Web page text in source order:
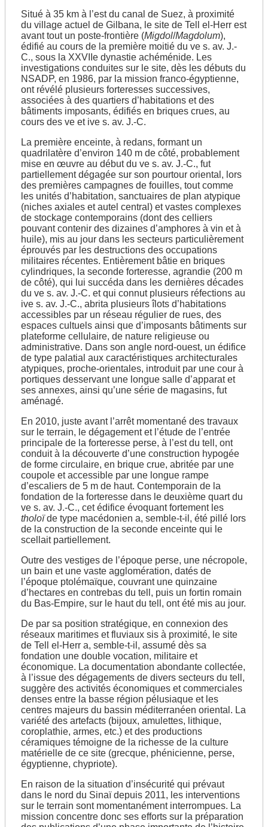
Kôm Ombo
Situé à 35 km à l’est du canal de Suez, à proximité
du village actuel de Gilbana, le site de Tell el-Herr est
avant tout un poste-frontière (Migdol/Magdolum),
édifié au cours de la première moitié du ve s. av. J.-
C., sous la XXVIIe dynastie achéménide. Les
investigations conduites sur le site, dès les débuts du
NSADP, en 1986, par la mission franco-égyptienne,
ont révélé plusieurs forteresses successives,
associées à des quartiers d’habitations et des
bâtiments imposants, édifiés en briques crues, au
cours des ve et ive s. av. J.-C.
La première enceinte, à redans, formant un
quadrilatère d’environ 140 m de côté, probablement
mise en œuvre au début du ve s. av. J.-C., fut
partiellement dégagée sur son pourtour oriental, lors
des premières campagnes de fouilles, tout comme
les unités d’habitation, sanctuaires de plan atypique
(niches axiales et autel central) et vastes complexes
de stockage contemporains (dont des celliers
pouvant contenir des dizaines d’amphores à vin et à
huile), mis au jour dans les secteurs particulièrement
éprouvés par les destructions des occupations
militaires récentes. Entièrement bâtie en briques
cylindriques, la seconde forteresse, agrandie (200 m
de côté), qui lui succéda dans les dernières décades
du ve s. av. J.-C. et qui connut plusieurs réfections au
ive s. av. J.-C., abrita plusieurs îlots d’habitations
accessibles par un réseau régulier de rues, des
espaces cultuels ainsi que d’imposants bâtiments sur
plateforme cellulaire, de nature religieuse ou
administrative. Dans son angle nord-ouest, un édifice
de type palatial aux caractéristiques architecturales
atypiques, proche-orientales, introduit par une cour à
portiques desservant une longue salle d’apparat et
ses annexes, ainsi qu’une série de magasins, fut
aménagé.
En 2010, juste avant l’arrêt momentané des travaux
sur le terrain, le dégagement et l’étude de l’entrée
principale de la forteresse perse, à l’est du tell, ont
conduit à la découverte d’une construction hypogée
de forme circulaire, en brique crue, abritée par une
coupole et accessible par une longue rampe
d’escaliers de 5 m de haut. Contemporain de la
fondation de la forteresse dans le deuxième quart du
ve s. av. J.-C., cet édifice évoquant fortement les
tholoïde type macédonien a, semble-t-il, été pillé lors
de la construction de la seconde enceinte qui le
scellait partiellement.
Outre des vestiges de l’époque perse, une nécropole,
un bain et une vaste agglomération, datés de
l’époque ptolémaïque, couvrant une quinzaine
d’hectares en contrebas du tell, puis un fortin romain
du Bas-Empire, sur le haut du tell, ont été mis au jour.
De par sa position stratégique, en connexion des
réseaux maritimes et fluviaux sis à proximité, le site
de Tell el-Herr a, semble-t-il, assumé dès sa
fondation une double vocation, militaire et
économique. La documentation abondante collectée,
à l’issue des dégagements de divers secteurs du tell,
suggère des activités économiques et commerciales
denses entre la basse région pélusiaque et les
centres majeurs du bassin méditerranéen oriental. La
variété des artefacts (bijoux, amulettes, lithique,
coroplathie, armes, etc.) et des productions
céramiques témoigne de la richesse de la culture
matérielle de ce site (grecque, phénicienne, perse,
égyptienne, chypriote).
En raison de la situation d’insécurité qui prévaut
dans le nord du Sinaï depuis 2011, les interventions
sur le terrain sont momentanément interrompues. La
mission concentre donc ses efforts sur la préparation